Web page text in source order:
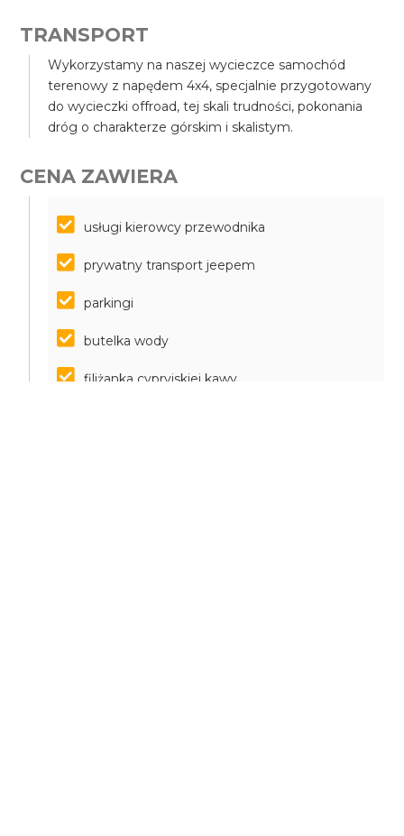
TRANSPORT
Wykorzystamy na naszej wycieczce samochód
terenowy z napędem 4x4, specjalnie przygotowany
do wycieczki offroad, tej skali trudności, pokonania
dróg o charakterze górskim i skalistym.
CENA ZAWIERA
usługi kierowcy przewodnika
prywatny transport jeepem
parkingi
butelka wody
filiżanka cypryjskiej kawy